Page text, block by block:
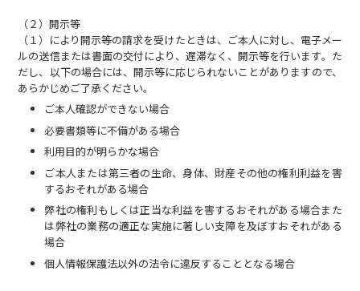
（２）開示等
（１）により開示等の請求を受けたときは、ご本人に対し、電子メー
ルの送信または書面の交付により、遅滞なく、開示等を行います。た
だし、以下の場合には、開示等に応じられないことがありますので、
あらかじめご了承ください。
ご本人確認ができない場合
必要書類等に不備がある場合
利用目的が明らかな場合
ご本人または第三者の生命、身体、財産その他の権利利益を害
するおそれがある場合
弊社の権利もしくは正当な利益を害するおそれがある場合また
は弊社の業務の適正な実施に著しい支障を及ぼすおそれがある
場合
個人情報保護法以外の法令に違反することとなる場合